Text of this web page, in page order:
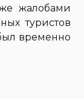
жалобами
туристов
временно